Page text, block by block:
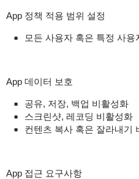
App 정책 적용 범위 설정
모든 사용자 혹은 특정 사용
App 데이터 보호
공유, 저장, 백업 비활성화
스크린샷, 레코딩 비활성화
컨텐츠 복사 혹은 잘라내기
App 접근 요구사항